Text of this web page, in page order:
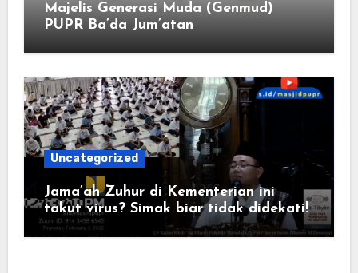
Majelis Generasi Muda (Genmud)
PUPR Ba’da Jum’atan
Uncategorized
Jama’ah Zuhur di Kementerian ini
takut virus? Simak biar tidak didekati!